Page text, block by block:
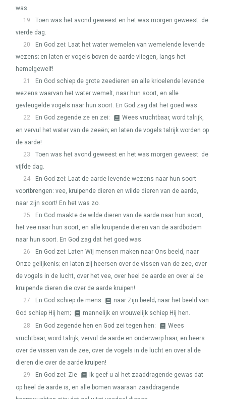
was.
19
Toen was het avond geweest en het was morgen geweest: de
vierde dag.
20
En God zei: Laat het water wemelen van wemelende levende
wezens; en laten er vogels boven de aarde vliegen, langs het
hemelgewelf!
21
En God schiep de grote zeedieren en alle krioelende levende
wezens waarvan het water wemelt, naar hun soort, en alle
gevleugelde vogels naar hun soort. En God zag dat het goed was.
22
En God zegende ze en zei:
Wees vruchtbaar, word talrijk,
en vervul het water van de zeeën; en laten de vogels talrijk worden op
de aarde!
23
Toen was het avond geweest en het was morgen geweest: de
vijfde dag.
24
En God zei: Laat de aarde levende wezens naar hun soort
voortbrengen: vee, kruipende dieren en wilde dieren van de aarde,
naar zijn soort! En het was zo.
25
En God maakte de wilde dieren van de aarde naar hun soort,
het vee naar hun soort, en alle kruipende dieren van de aardbodem
naar hun soort. En God zag dat het goed was.
26
En God zei: Laten Wij mensen maken naar Ons beeld, naar
Onze gelijkenis; en laten zij heersen over de vissen van de zee, over
de vogels in de lucht, over het vee, over heel de aarde en over al de
kruipende dieren die over de aarde kruipen!
27
En God schiep de mens
naar Zijn beeld; naar het beeld van
God schiep Hij hem;
mannelijk en vrouwelijk schiep Hij hen.
28
En God zegende hen en God zei tegen hen:
Wees
vruchtbaar, word talrijk, vervul de aarde en onderwerp haar, en heers
over de vissen van de zee, over de vogels in de lucht en over al de
dieren die over de aarde kruipen!
29
En God zei: Zie
Ik geef u al het zaaddragende gewas dat
op heel de aarde is, en alle bomen waaraan zaaddragende